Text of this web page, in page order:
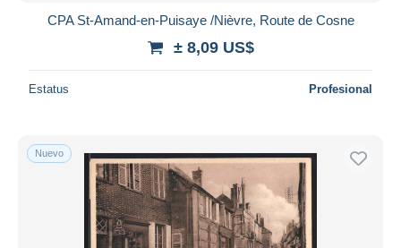
CPA St-Amand-en-Puisaye /Nièvre, Route de Cosne
± 8,09 US$
Estatus Profesional
Nuevo